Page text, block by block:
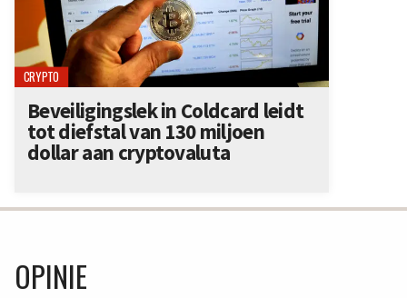
CRYPTO
Beveiligingslek in Coldcard leidt
tot diefstal van 130 miljoen
dollar aan cryptovaluta
OPINIE